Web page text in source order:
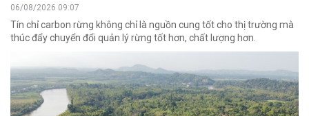
06/08/2026 09:07
Tín chỉ carbon rừng không chỉ là nguồn cung tốt cho thị trường mà
thúc đẩy chuyển đổi quản lý rừng tốt hơn, chất lượng hơn.